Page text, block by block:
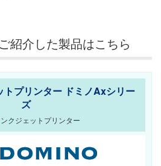
紹介した製品はこちら
トプリンター ドミノAxシリー
ズ
クジェットプリンター